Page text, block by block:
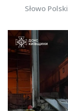
Słowo